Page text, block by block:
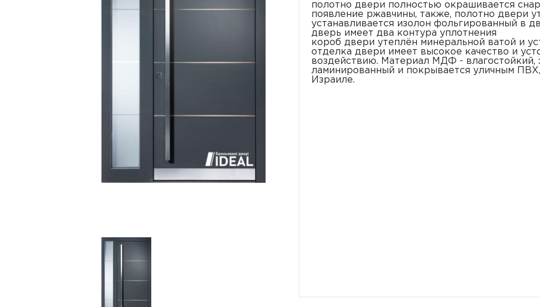
полотно двери полностью окрашивается
появление ржавчины, также, полотно двери
устанавливается изолон фольгированный в
дверь имеет два контура уплотнения
короб двери утеплён минеральной ватой и
отделка двери имеет высокое качество и
воздействию. Материал МДФ - влагостойкий,
ламинированный и покрывается уличным
Израиле.